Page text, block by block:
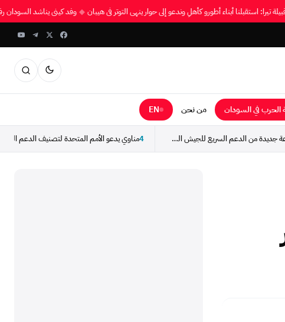
تيرا: استقبلنا أبناء أطورو كأهلٍ وندعو إلى حوار ينهي التوتر في هيبان ◆ وفد كيني يناشد
في السودان من نحن EN
استسلام مجموعة جديدة من الدعم السريع للجيش السوداني 4